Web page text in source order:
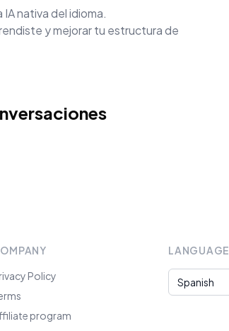
nativa del idioma.
y mejorar tu estructura de
Policy
program
LANGUAGE
Language